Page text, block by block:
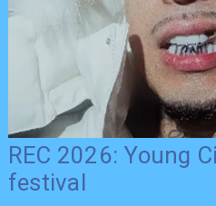
REC 2026: Young
festival